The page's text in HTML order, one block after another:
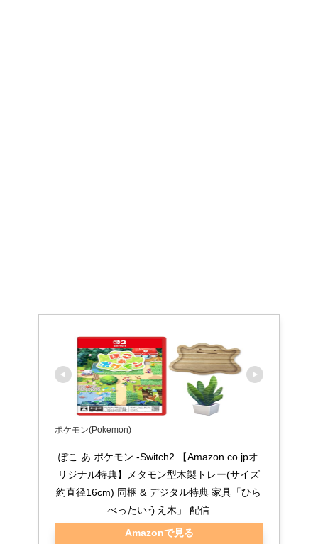
ポケモン(Pokemon)
ぽこ あ ポケモン -Switch2 【Amazon.co.jpオ
リジナル特典】メタモン型木製トレー(サイズ
約直径16cm) 同梱 & デジタル特典 家具「ひら
べったいうえ木」 配信
Amazonで見る